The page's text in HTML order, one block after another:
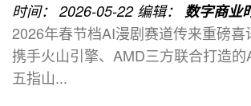
时间： 2026-05-22 编辑： 数字商业
2026年春节档AI漫剧赛道传来重磅喜
携手火山引擎、AMD三方联合打造的
五指山...